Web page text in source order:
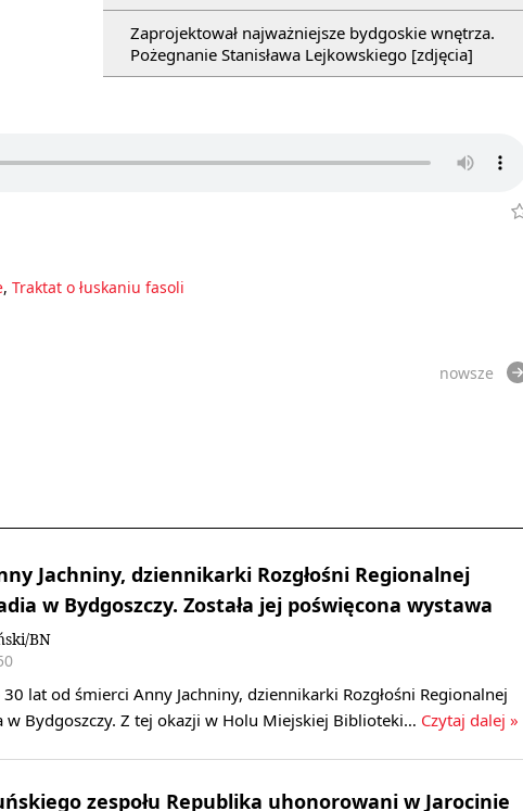
Zaprojektował najważniejsze bydgoskie wnętrza.
Pożegnanie Stanisława Lejkowskiego [zdjęcia]
, Traktat o łuskaniu fasoli
nowsze
Jachniny, dziennikarki Rozgłośni Regionalnej
w Bydgoszczy. Została jej poświęcona wystawa
BN
lat od śmierci Anny Jachniny, dziennikarki Rozgłośni Regionalnej
w Bydgoszczy. Z tej okazji w Holu Miejskiej Biblioteki… Czytaj dalej »
zespołu Republika uhonorowani w Jarocinie